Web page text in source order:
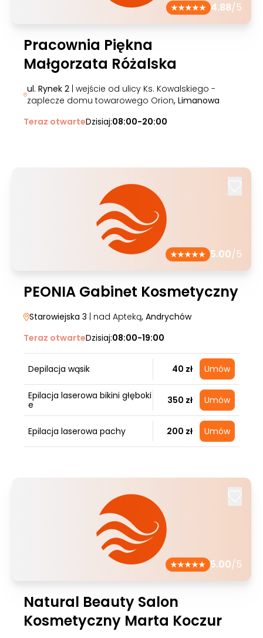
4.88/5
Pracownia Piękna
Małgorzata Różalska
ul. Rynek 2| wejście od ulicy Ks. Kowalskiego -
zaplecze domu towarowego Orion, Limanowa
Teraz otwarteDzisiaj:08:00-20:00
5.00/5
PEONIA Gabinet Kosmetyczny
Starowiejska 3 | nad Apteką, Andrychów
Teraz otwarteDzisiaj:08:00-19:00
Depilacja wąsik 40 zł Umów
Epilacja laserowa bikini głęboki
e
350 zł Umów
Epilacja laserowa pachy 200 zł Umów
5.00/5
Natural Beauty Salon
Kosmetyczny Marta Koczur